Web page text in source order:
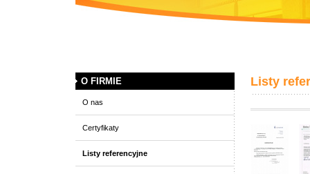
O FIRMIE
O nas
Certyfikaty
Listy referencyjne
Listy